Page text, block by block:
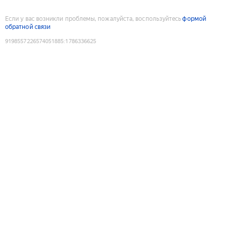
Если у вас возникли проблемы, пожалуйста, воспользуйтесьформой
обратной связи
9198557226574051885:1786336625